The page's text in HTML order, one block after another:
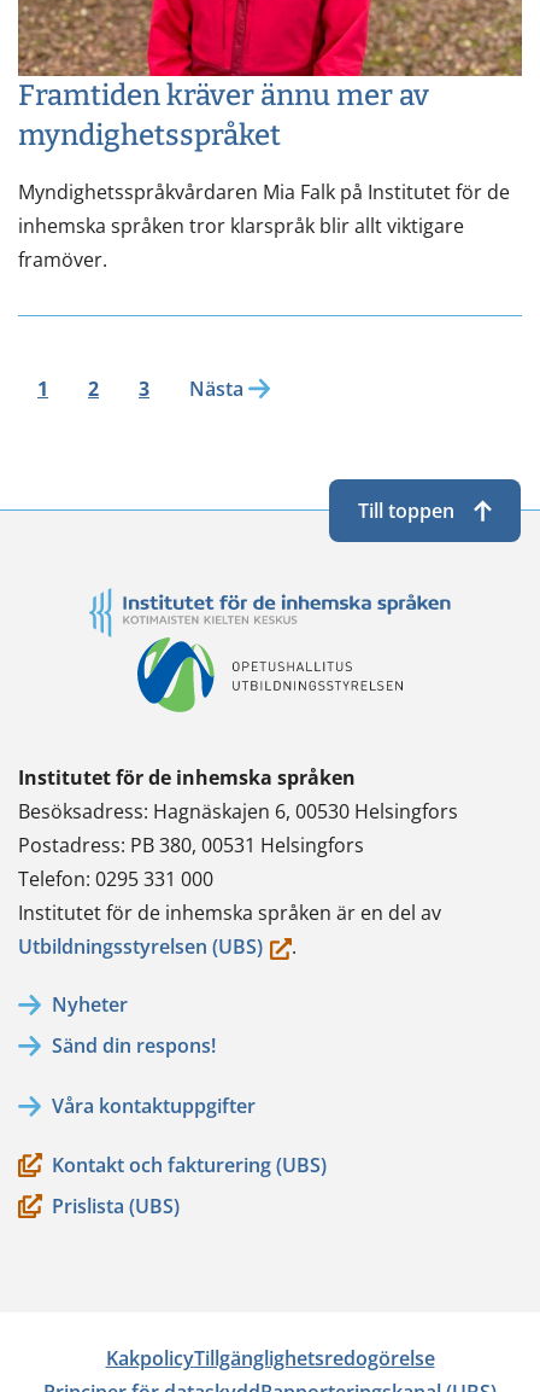
Framtiden kräver ännu mer av
myndighetsspråket
Myndighetsspråkvårdaren Mia Falk på Institutet för de
inhemska språken tror klarspråk blir allt viktigare
framöver.
1 2 3 Nästa
Institutet för de inhemska språken
Besöksadress: Hagnäskajen 6, 00530 Helsingfors
Postadress: PB 380, 00531 Helsingfors
Telefon: 0295 331 000
Institutet för de inhemska språken är en del av
Utbildningsstyrelsen (UBS)(du.
Nyheter
Sänd din respons!
Våra kontaktuppgifter
Kontakt och fakturering (UBS)
Prislista (UBS)
KakpolicyTillgänglighetsredogörelse
Till toppen